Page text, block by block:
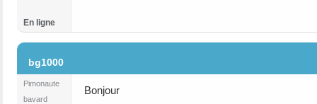
En ligne
bg1000
Pimonaute
bavard
Bonjour